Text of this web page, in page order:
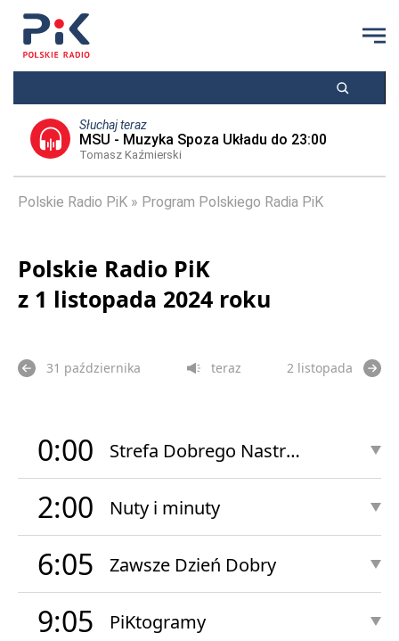
Słuchaj teraz
MSU - Muzyka Spoza Układu do 23:00
Tomasz Kaźmierski
Polskie Radio PiK Program Polskiego Radia PiK
Polskie Radio PiK
z 1 listopada 2024 roku
31 października teraz 2 listopada
0:00 Strefa Dobrego Nastroju Nocą
2:00 Nuty i minuty
6:05 Zawsze Dzień Dobry
9:05 PiKtogramy